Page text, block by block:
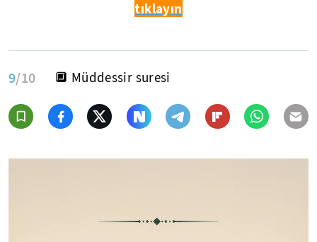
tıklayın
9/10 🔲 Müddessir suresi